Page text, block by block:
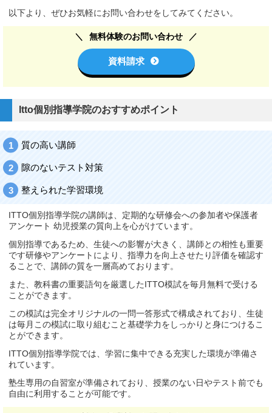
以下より、ぜひお気軽にお問い合わせをしてみてください。
無料体験のお問い合わせ
資料請求
Itto個別指導学院のおすすめポイント
質の高い講師
隙のないテスト対策
整えられた学習環境
ITTO個別指導学院の講師は、定期的な研修会への参加者や保護者
アンケート 幼児授業の質向上を心がけています。
個別指導であるため、生徒への影響が大きく、講師との相性も重要
です研修やアンケートにより、指導力を向上させたり評価を確認す
ることで、講師の質を一層高めております。
また、教科書の重要語句を厳選したITTO模試を毎月無料で受ける
ことができます。
この模試は完全オリジナルの一問一答形式で構成されており、生徒
は毎月この模試に取り組むこと基礎学力をしっかりと身につけるこ
とができます。
ITTO個別指導学院では、学習に集中できる充実した環境が準備さ
れています。
塾生専用の自習室が準備されており、授業のない日やテスト前でも
自由に利用することが可能です。